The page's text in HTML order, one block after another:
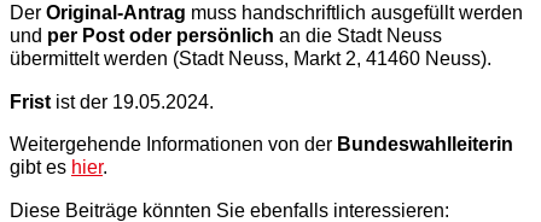
Der Original-Antrag muss handschriftlich ausgefüllt werden
und per Post oder persönlich an die Stadt Neuss
übermittelt werden (Stadt Neuss, Markt 2, 41460 Neuss).
Frist ist der 19.05.2024.
Weitergehende Informationen von der Bundeswahlleiterin
gibt es hier.
Diese Beiträge könnten Sie ebenfalls interessieren: